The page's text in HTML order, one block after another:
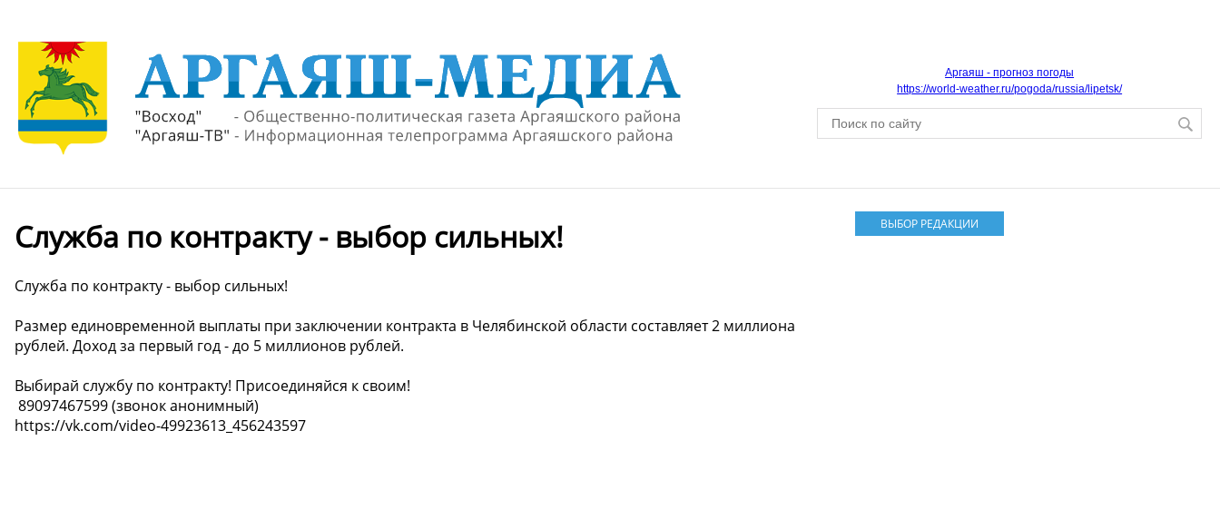
Аргаяш - прогноз погоды
https://world-weather.ru/pogoda/russia/lipetsk/
Служба по контракту - выбор сильных!
Служба по контракту - выбор сильных!
Размер единовременной выплаты при заключении контракта в Челябинской области составляет 2 миллиона
рублей. Доход за первый год - до 5 миллионов рублей.
Выбирай службу по контракту! Присоединяйся к своим!
️ 89097467599 (звонок анонимный)
https://vk.com/video-49923613_456243597
ВЫБОР РЕДАКЦИИ